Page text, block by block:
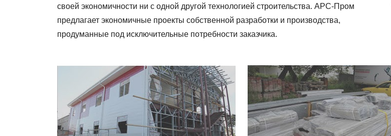
своей экономичности ни с одной другой технологией строительства. АРС-Пром
предлагает экономичные проекты собственной разработки и производства,
продуманные под исключительные потребности заказчика.